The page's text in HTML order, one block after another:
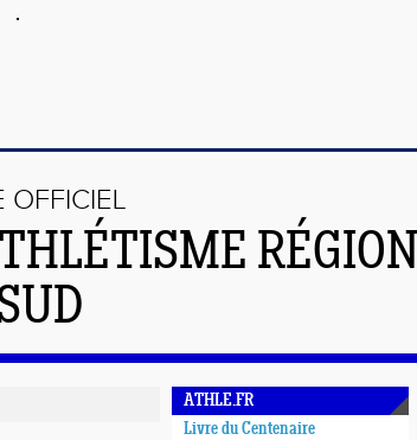
OFFICIEL
RÉGION
ATHLE.FR
Livre du Centenaire